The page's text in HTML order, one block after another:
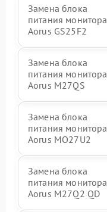
Замена блока
питания монитора
Aorus GS25F2
Замена блока
питания монитора
Aorus M27QS
Замена блока
питания монитора
Aorus MO27U2
Замена блока
питания монитора
Aorus M27Q2 QD